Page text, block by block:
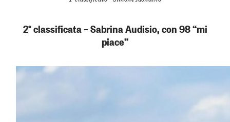
2° classificata – Sabrina Audisio, con 98 “mi
piace”